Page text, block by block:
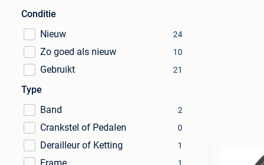
Conditie
Nieuw
24
Zo goed als nieuw 10
Gebruikt 21
Type
Band
2
Crankstel of Pedalen 0
Derailleur of Ketting 1